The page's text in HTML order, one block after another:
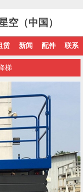
空（中国）
赁 新闻 配件 联系
梯